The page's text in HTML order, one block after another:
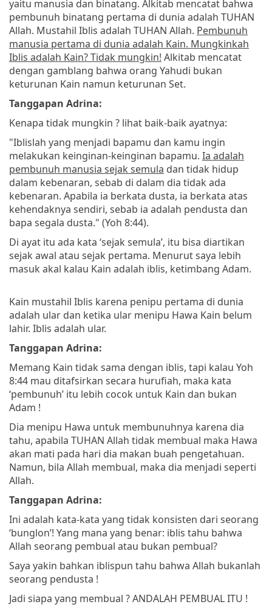
yaitu manusia dan binatang. Alkitab mencatat bahwa
pembunuh binatang pertama di dunia adalah TUHAN
Allah. Mustahil Iblis adalah TUHAN Allah. Pembunuh
manusia pertama di dunia adalah Kain. Mungkinkah
Iblis adalah Kain? Tidak mungkin! Alkitab mencatat
dengan gamblang bahwa orang Yahudi bukan
keturunan Kain namun keturunan Set.
Tanggapan Adrina:
Kenapa tidak mungkin ? lihat baik-baik ayatnya:
"Iblislah yang menjadi bapamu dan kamu ingin
melakukan keinginan-keinginan bapamu. Ia adalah
pembunuh manusia sejak semula dan tidak hidup
dalam kebenaran, sebab di dalam dia tidak ada
kebenaran. Apabila ia berkata dusta, ia berkata atas
kehendaknya sendiri, sebab ia adalah pendusta dan
bapa segala dusta." (Yoh 8:44).
Di ayat itu ada kata ‘sejak semula’, itu bisa diartikan
sejak awal atau sejak pertama. Menurut saya lebih
masuk akal kalau Kain adalah iblis, ketimbang Adam.
Kain mustahil Iblis karena penipu pertama di dunia
adalah ular dan ketika ular menipu Hawa Kain belum
lahir. Iblis adalah ular.
Tanggapan Adrina:
Memang Kain tidak sama dengan iblis, tapi kalau Yoh
8:44 mau ditafsirkan secara hurufiah, maka kata
‘pembunuh’ itu lebih cocok untuk Kain dan bukan
Adam !
Dia menipu Hawa untuk membunuhnya karena dia
tahu, apabila TUHAN Allah tidak membual maka Hawa
akan mati pada hari dia makan buah pengetahuan.
Namun, bila Allah membual, maka dia menjadi seperti
Allah.
Tanggapan Adrina:
Ini adalah kata-kata yang tidak konsisten dari seorang
‘bunglon’! Yang mana yang benar: iblis tahu bahwa
Allah seorang pembual atau bukan pembual?
Saya yakin bahkan iblispun tahu bahwa Allah bukanlah
seorang pendusta !
Jadi siapa yang membual ? ANDALAH PEMBUAL ITU !